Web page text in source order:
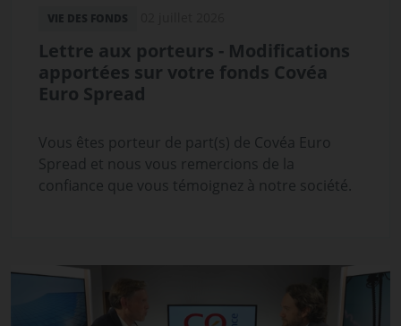
VIE DES FONDS
Lettre aux porteurs - Modifications
apportées sur votre fonds Covéa
Euro Spread
Vous êtes porteur de part(s) de Covéa Euro
Spread et nous vous remercions de la
confiance que vous témoignez à notre société.